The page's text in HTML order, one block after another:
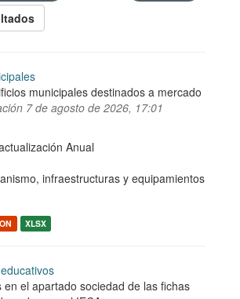
municipales destinados a mercado
7 de agosto de 2026, 17:01
Anual
infraestructuras y equipamientos
XLSX
en el apartado sociedad de las fichas